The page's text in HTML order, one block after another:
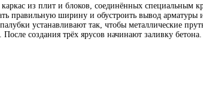
из плит и блоков, соединённых специальным
правильную ширину и обустроить вывод арматуры
устанавливают так, чтобы металлические
создания трёх ярусов начинают заливку